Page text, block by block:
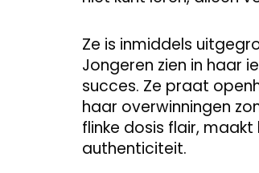
Ze is inmiddels
Jongeren zien in haar
succes. Ze praat
haar overwinningen
flinke dosis flair,
authenticiteit.